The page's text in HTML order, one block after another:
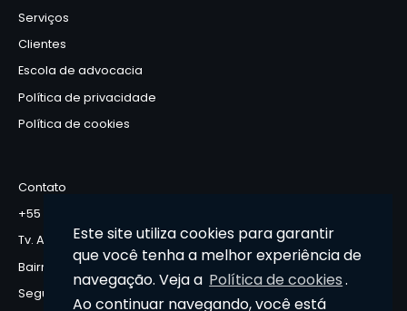
Serviços
Clientes
Escola de advocacia
Política de privacidade
Política de cookies
Contato
+55 51 3093-8850
Tv. Azevedo, 285 – Floresta, Porto Alegre – RS, 90220-200
Bairro Floresta – Porto Alegre/RS
Segunda à Sexta, das 8:30 às 18h
Este site utiliza cookies para garantir
que você tenha a melhor experiência de
navegação. Veja a Política de cookies.
Ao continuar navegando, você está